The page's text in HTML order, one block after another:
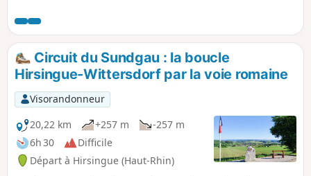
drame, un sentier botanique et l’histoire
d’un infortuné général. Lorsqu’on atteint
les fours à chaux d’Emlingen, c’est le
XIXe siècle qui surgit soudain, figé dans
la pierre et le fer.
Circuit du Sundgau : la boucle
Hirsingue-Wittersdorf par la voie romaine
Visorandonneur
20,22 km
+257 m
-257 m
6h 30
Difficile
Départ à Hirsingue (Haut-Rhin)